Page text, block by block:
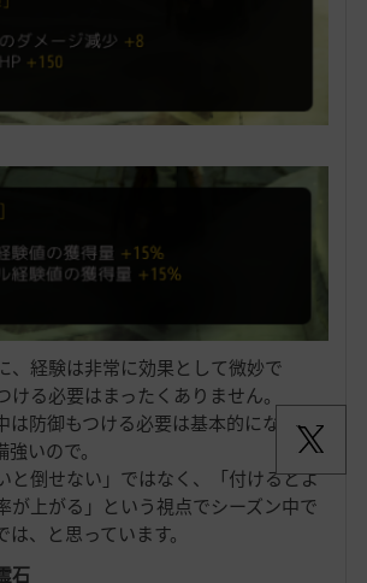
、経験は非常に効果として微妙で
る必要はまったくありません。
は防御もつける必要は基本的にないで
いので。
と倒せない」ではなく、「付けるとよ
が上がる」という視点でシーズン中で
、と思っています。
石